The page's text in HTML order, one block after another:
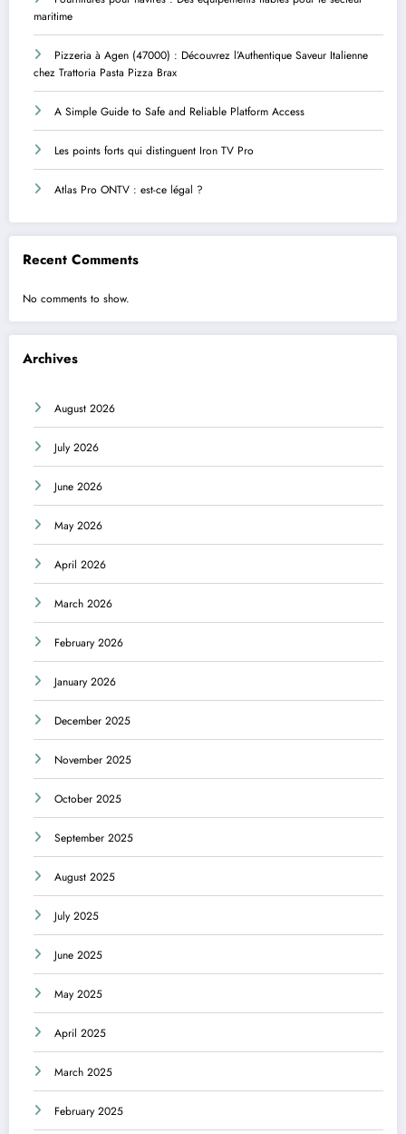
maritime
Pizzeria à Agen (47000) : Découvrez l’Authentique Saveur Italienne
chez Trattoria Pasta Pizza Brax
A Simple Guide to Safe and Reliable Platform Access
Les points forts qui distinguent Iron TV Pro
Atlas Pro ONTV : est-ce légal ?
Recent Comments
No comments to show.
Archives
August 2026
July 2026
June 2026
May 2026
April 2026
March 2026
February 2026
January 2026
December 2025
November 2025
October 2025
September 2025
August 2025
July 2025
June 2025
May 2025
April 2025
March 2025
February 2025